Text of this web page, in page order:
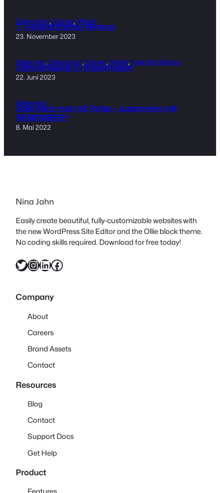
Dekoration, Design, Möbel
7. Insta(dt)treffen Weimar
23. November 2023
Allgemein, Dekoration, Design, Möbel, tolle Architektur
3daysofdesign in Kopenhagen
22. Juni 2023
Allgemein
Spiel doch mal mit Farbe – zusammen mit
REMEMBER®
8. Mai 2022
Nina Jahn
Easily create beautiful, fully-customizable websites with
the new WordPress Site Editor and the Ollie block theme.
No coding skills required. Download for free today!
Twitter InstagramLinkedIn Facebook
Company
About
Careers
Brand Assets
Contact
Resources
Blog
Contact
Support Docs
Get Help
Product